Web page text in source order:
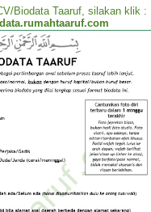
Biodata Taaruf, silakan klik :